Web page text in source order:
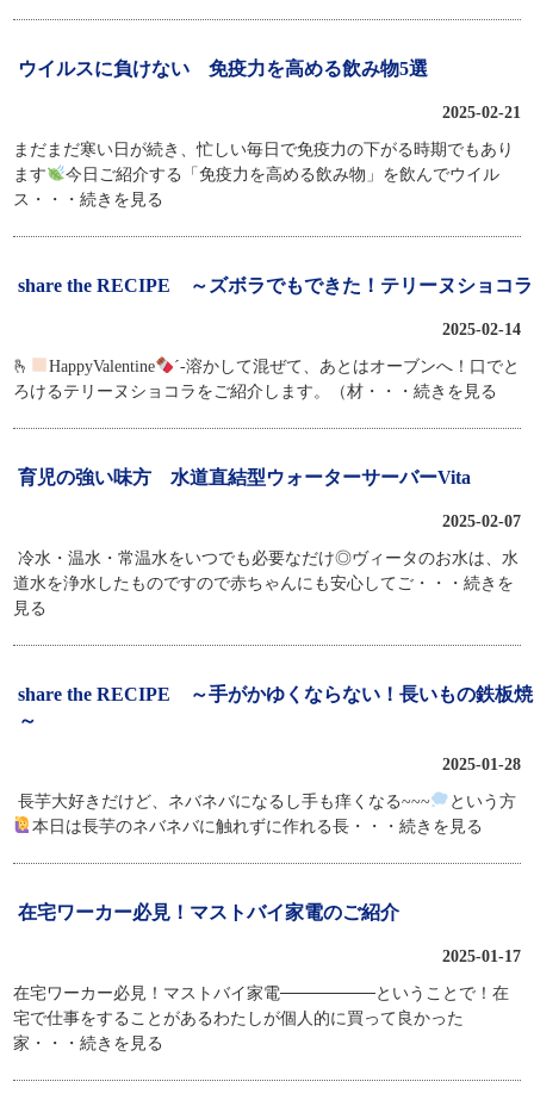
ウイルスに負けない 免疫力を高める飲み物5選
2025-02-21
まだまだ寒い日が続き、忙しい毎日で免疫力の下がる時期でもあり
ます
今日ご紹介する「免疫力を高める飲み物」を飲んでウイル
ス ・・・続きを見る
share the RECIPE ～ズボラでもできた！テリーヌショコ
2025-02-14
🫰 HappyValentine
´-溶かして混ぜて、あとはオーブンへ！口でと
ろけるテリーヌショコラをご紹介します。（材 ・・・続きを見る
育児の強い味方 水道直結型ウォーターサーバーVita
2025-02-07
冷水・温水・常温水をいつでも必要なだけ◎ヴィータのお水は、水
道水を浄水したものですので赤ちゃんにも安心してご ・・・続きを
見る
share the RECIPE ～手がかゆくならない！長いもの鉄板
～
2025-01-28
長芋大好きだけど、ネバネバになるし手も痒くなる~~~
という方
本日は長芋のネバネバに触れずに作れる長 ・・・続きを見る
在宅ワーカー必見！マストバイ家電のご紹介
2025-01-17
在宅ワーカー必見！マストバイ家電────────ということで！在
宅で仕事をすることがあるわたしが個人的に買って良かった
家 ・・・続きを見る